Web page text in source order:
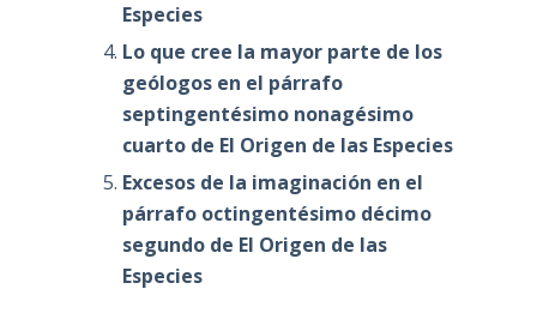
Especies
Lo que cree la mayor parte de los
geólogos en el párrafo
septingentésimo nonagésimo
cuarto de El Origen de las Especies
Excesos de la imaginación en el
párrafo octingentésimo décimo
segundo de El Origen de las
Especies